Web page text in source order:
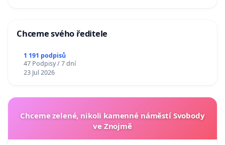
Chceme svého ředitele
1 191 podpisů
47 Podpisy / 7 dní
23 Jul 2026
Chceme zelené, nikoli kamenné náměstí Svobody
ve Znojmě